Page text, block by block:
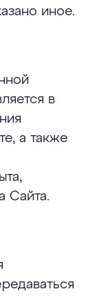
иное.
в
а также
Сайта.